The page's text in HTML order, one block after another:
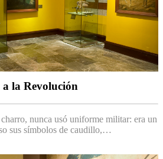
la Revolución
nunca usó uniforme militar: era un
sus símbolos de caudillo,…